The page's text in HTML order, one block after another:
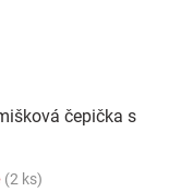
čepička s
(2 ks)